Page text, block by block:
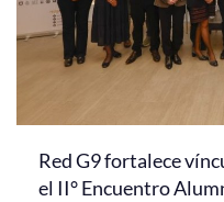
Red G9 fortalece
el II° Encuentro